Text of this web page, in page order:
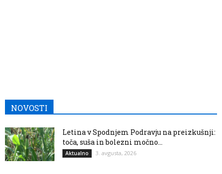
NOVOSTI
Letina v Spodnjem Podravju na preizkušnji:
toča, suša in bolezni močno...
Aktualno 3. avgusta, 2026